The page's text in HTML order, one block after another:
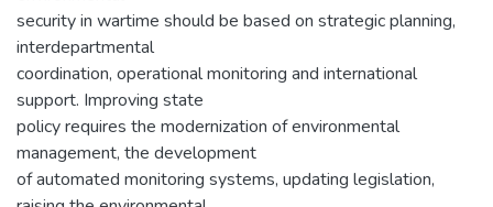
security in wartime should be based on strategic planning,
interdepartmental
coordination, operational monitoring and international
support. Improving state
policy requires the modernization of environmental
management, the development
of automated monitoring systems, updating legislation,